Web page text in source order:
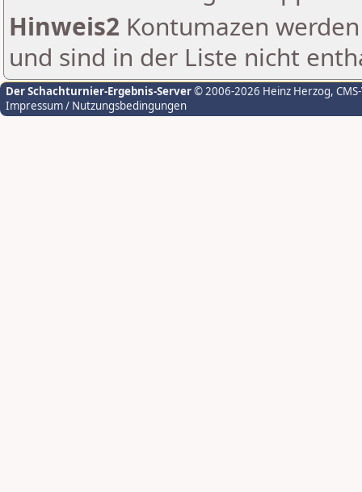
Hinweis2 Kontumazen
und sind in der Liste nicht
Der Schachturnier-Ergebnis-Server© 2006-2026 Heinz Herzog,
Impressum / Nutzungsbedingungen